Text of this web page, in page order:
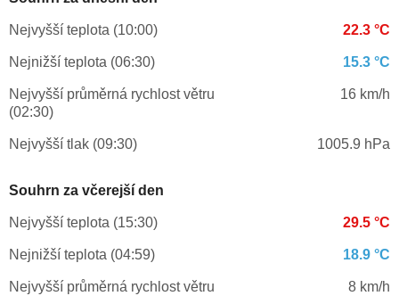
Nejvyšší teplota (10:00) 22.3 °C
Nejnižší teplota (06:30) 15.3 °C
Nejvyšší průměrná rychlost větru
(02:30)
16 km/h
Nejvyšší tlak (09:30) 1005.9 hPa
Souhrn za včerejší den
Nejvyšší teplota (15:30) 29.5 °C
Nejnižší teplota (04:59) 18.9 °C
Nejvyšší průměrná rychlost větru
8 km/h